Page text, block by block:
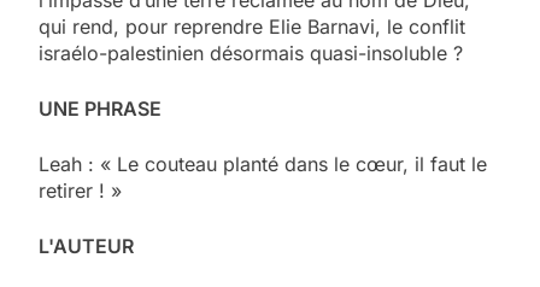
qui rend, pour reprendre Elie Barnavi, le conflit
israélo-palestinien désormais quasi-insoluble ?
UNE PHRASE
Leah : « Le couteau planté dans le cœur, il faut le
retirer ! »
L'AUTEUR